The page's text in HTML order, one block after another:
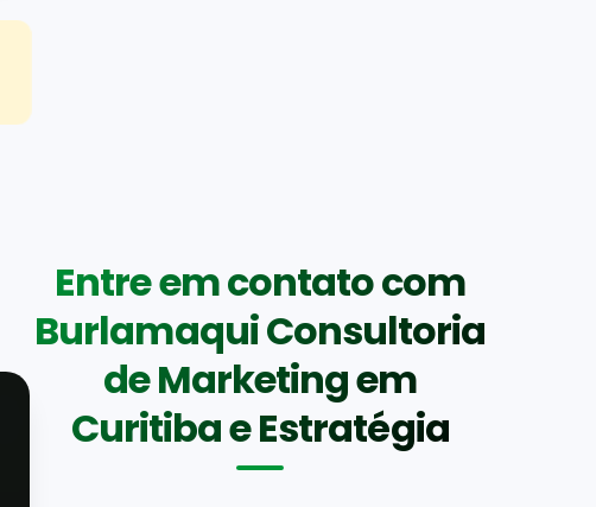
Entre em contato com
Burlamaqui Consultoria
de Marketing em
Curitiba e Estratégia